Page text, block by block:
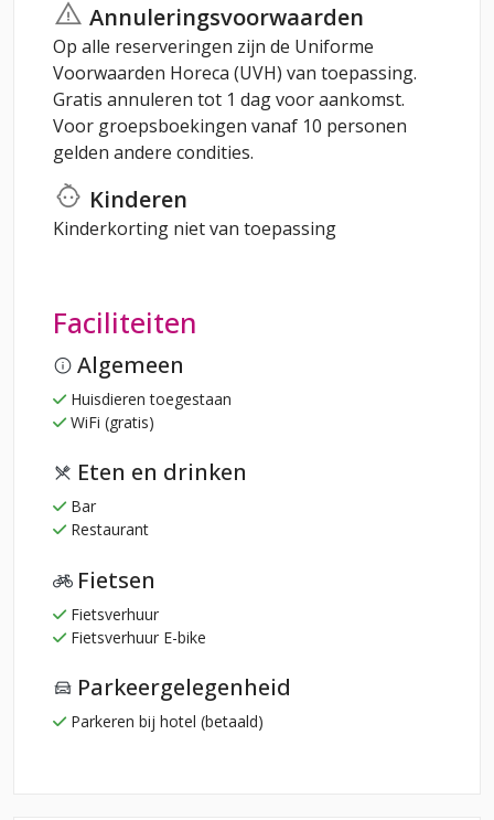
Annuleringsvoorwaarden
Op alle reserveringen zijn de Uniforme
Voorwaarden Horeca (UVH) van toepassing.
Gratis annuleren tot 1 dag voor aankomst.
Voor groepsboekingen vanaf 10 personen
gelden andere condities.
Kinderen
Kinderkorting niet van toepassing
Faciliteiten
Algemeen
Huisdieren toegestaan
WiFi (gratis)
Eten en drinken
Bar
Restaurant
Fietsen
Fietsverhuur
Fietsverhuur E-bike
Parkeergelegenheid
Parkeren bij hotel (betaald)